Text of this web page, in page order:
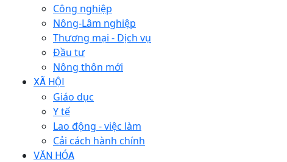
Công nghiệp
Nông-Lâm nghiệp
Thương mại - Dịch vụ
Đầu tư
Nông thôn mới
XÃ HỘI
Giáo dục
Y tế
Lao động - việc làm
Cải cách hành chính
VĂN HÓA